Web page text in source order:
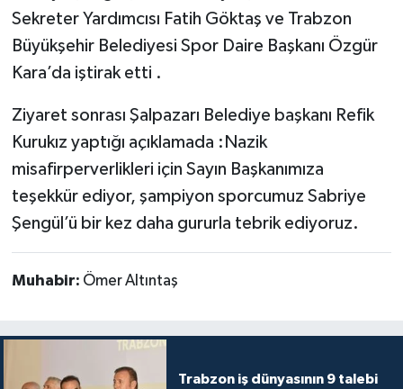
Sekreter Yardımcısı Fatih Göktaş ve Trabzon
Büyükşehir Belediyesi Spor Daire Başkanı Özgür
Kara’da iştirak etti .
Ziyaret sonrası Şalpazarı Belediye başkanı Refik
Kurukız yaptığı açıklamada :Nazik
misafirperverlikleri için Sayın Başkanımıza
teşekkür ediyor, şampiyon sporcumuz Sabriye
Şengül’ü bir kez daha gururla tebrik ediyoruz.
Muhabir: Ömer Altıntaş
Trabzon iş dünyasının 9 talebi